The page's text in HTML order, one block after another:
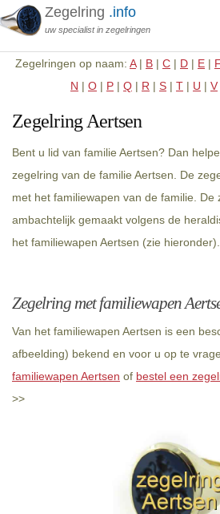
Zegelring .info
uw specialist in zegelringen
Zegelringen op naam: A| B | C | D | E | F
N | O | P | Q | R | S | T | U | V
Zegelring Aertsen
Bent u lid van familie Aertsen? Dan
zegelring van de familie Aertsen. De
met het familiewapen van de familie. De
ambachtelijk gemaakt volgens de
het familiewapen Aertsen (zie hieronder).
Zegelring met familiewapen
Van het familiewapen Aertsen is een
afbeelding) bekend en voor u op te
familiewapen Aertsen of bestel een
>>